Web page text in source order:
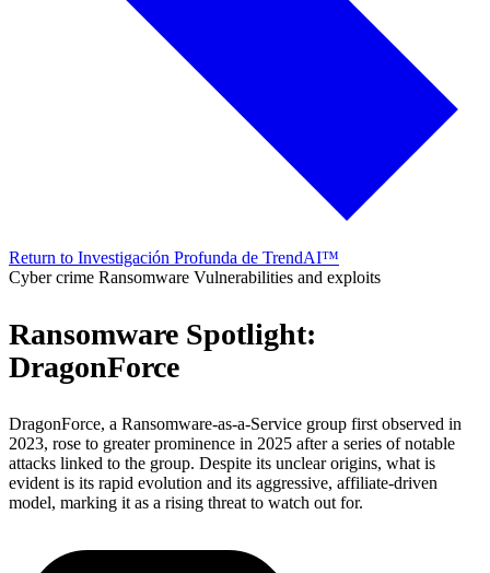
Return to Investigación Profunda de TrendAI™
Cyber crime Ransomware Vulnerabilities and exploits
Ransomware Spotlight:
DragonForce
DragonForce, a Ransomware-as-a-Service group first observed in
2023, rose to greater prominence in 2025 after a series of notable
attacks linked to the group. Despite its unclear origins, what is
evident is its rapid evolution and its aggressive, affiliate-driven
model, marking it as a rising threat to watch out for.